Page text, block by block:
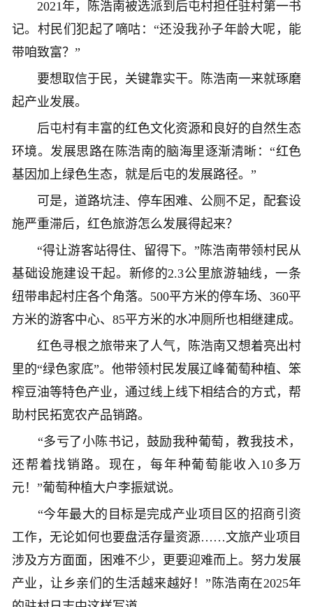
2021年，陈浩南被选派到后屯村担任驻村第一书
记。村民们犯起了嘀咕：“还没我孙子年龄大呢，能
带咱致富？”
要想取信于民，关键靠实干。陈浩南一来就琢磨
起产业发展。
后屯村有丰富的红色文化资源和良好的自然生态
环境。发展思路在陈浩南的脑海里逐渐清晰：“红色
基因加上绿色生态，就是后屯的发展路径。”
可是，道路坑洼、停车困难、公厕不足，配套设
施严重滞后，红色旅游怎么发展得起来？
“得让游客站得住、留得下。”陈浩南带领村民从
基础设施建设干起。新修的2.3公里旅游轴线，一条
纽带串起村庄各个角落。500平方米的停车场、360平
方米的游客中心、85平方米的水冲厕所也相继建成。
红色寻根之旅带来了人气，陈浩南又想着亮出村
里的“绿色家底”。他带领村民发展辽峰葡萄种植、笨
榨豆油等特色产业，通过线上线下相结合的方式，帮
助村民拓宽农产品销路。
“多亏了小陈书记，鼓励我种葡萄，教我技术，
还帮着找销路。现在，每年种葡萄能收入10多万
元！”葡萄种植大户李振斌说。
“今年最大的目标是完成产业项目区的招商引资
工作，无论如何也要盘活存量资源……文旅产业项目
涉及方方面面，困难不少，更要迎难而上。努力发展
产业，让乡亲们的生活越来越好！”陈浩南在2025年